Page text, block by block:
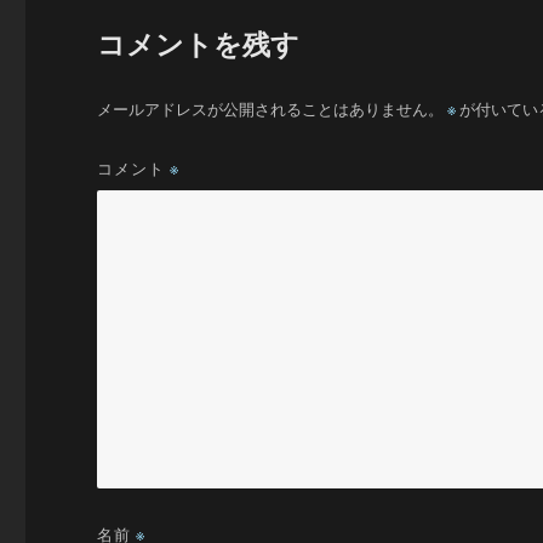
コメントを残す
メールアドレスが公開されることはありません。 ※ が付いて
コメント※
名前※